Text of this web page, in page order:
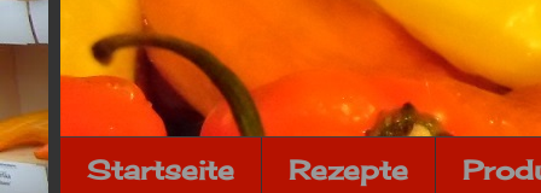
Startseite Rezepte